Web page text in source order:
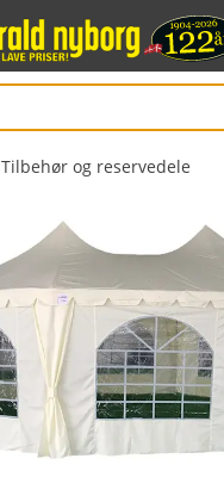
Tilbehør og reservedele